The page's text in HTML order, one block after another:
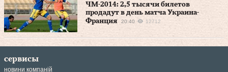
ЧМ-2014: 2,5 тысячи билетов
продадут в день матча Украина-
Франция
20:40 12712
сервисы
новини компаній